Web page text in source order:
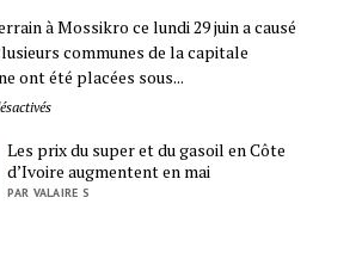
à Mossikro ce lundi 29 juin a causé
communes de la capitale
ont été placées sous...
Les prix du super et du gasoil en Côte
d’Ivoire augmentent en mai
PAR VALAIRE S